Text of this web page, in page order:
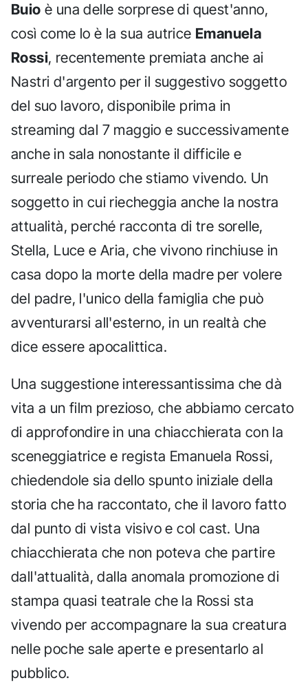
Buio è una delle sorprese di quest'anno,
così come lo è la sua autrice Emanuela
Rossi, recentemente premiata anche ai
Nastri d'argento per il suggestivo soggetto
del suo lavoro, disponibile prima in
streaming dal 7 maggio e successivamente
anche in sala nonostante il difficile e
surreale periodo che stiamo vivendo. Un
soggetto in cui riecheggia anche la nostra
attualità, perché racconta di tre sorelle,
Stella, Luce e Aria, che vivono rinchiuse in
casa dopo la morte della madre per volere
del padre, l'unico della famiglia che può
avventurarsi all'esterno, in un realtà che
dice essere apocalittica.
Una suggestione interessantissima che dà
vita a un film prezioso, che abbiamo cercato
di approfondire in una chiacchierata con la
sceneggiatrice e regista Emanuela Rossi,
chiedendole sia dello spunto iniziale della
storia che ha raccontato, che il lavoro fatto
dal punto di vista visivo e col cast. Una
chiacchierata che non poteva che partire
dall'attualità, dalla anomala promozione di
stampa quasi teatrale che la Rossi sta
vivendo per accompagnare la sua creatura
nelle poche sale aperte e presentarlo al
pubblico.